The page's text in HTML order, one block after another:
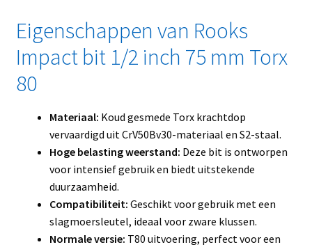
Eigenschappen van Rooks
Impact bit 1/2 inch 75 mm Torx
80
Materiaal: Koud gesmede Torx krachtdop
vervaardigd uit CrV50Bv30-materiaal en S2-staal.
Hoge belasting weerstand: Deze bit is ontworpen
voor intensief gebruik en biedt uitstekende
duurzaamheid.
Compatibiliteit: Geschikt voor gebruik met een
slagmoersleutel, ideaal voor zware klussen.
Normale versie: T80 uitvoering, perfect voor een